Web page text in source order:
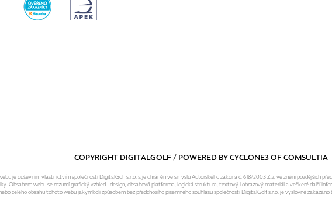
COPYRIGHT DIGITALGOLF / POWERED BYCYCLONE3OFCOMSULTIA
je duševním vlastnictvím společnosti DigitalGolf s.r.o. a je chráněn ve smyslu Autorského zákona č. 618/2003 Z.z. ve znění pozdějších
Obsahem webu se rozumí grafický vzhled - design, obsahová platforma, logická struktura, textový i obrazový materiál a veškeré další
celého obsahu tohoto webu jakýmkoli způsobem bez předchozího písemného souhlasu společnosti DigitalGolf s.r.o. je výslovně zakázáno